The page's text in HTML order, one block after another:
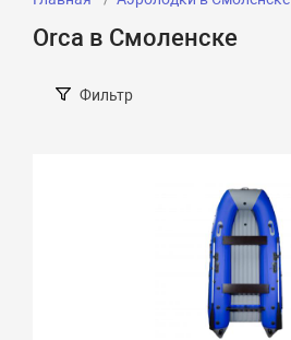
Orca в Смоленске
Фильтр